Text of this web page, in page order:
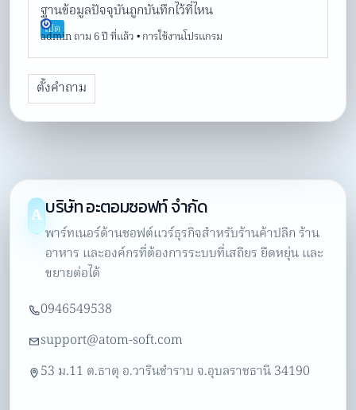
ฐานข้อมูลปัจจุบันถูกบันทึกไว้ที่ไหน
เปิด
adminถาม 6 ปี ที่แล้ว•การใช้งานโปรแกรม
ตั้งคำถาม
Aบริษัท อะตอมซอฟท์ จำกัด
พาร์ทเนอร์ด้านซอฟต์แวร์ธุรกิจสำหรับร้านค้าปลีก ร้าน
อาหาร และองค์กรที่ต้องการระบบที่เสถียร ยืดหยุ่น และ
ขยายต่อได้
0946549538
support@atom-soft.com
53 ม.11 ต.ธาตุ อ.วารินชำราบ จ.อุบลราชธานี 34190